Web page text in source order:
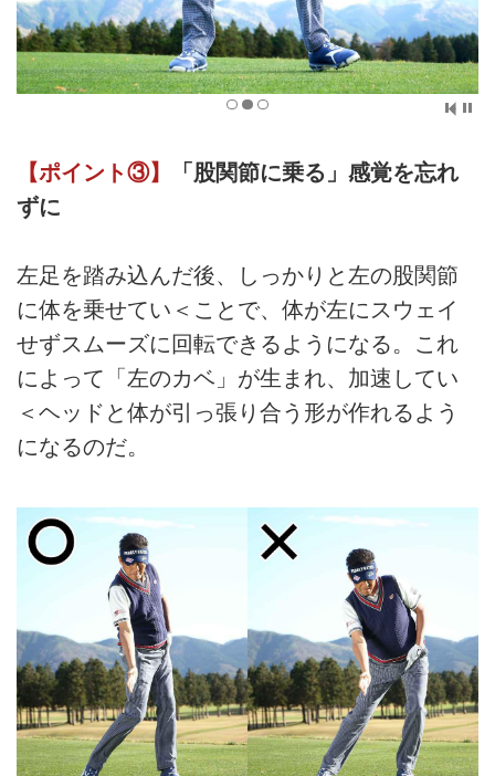
【ポイント③】
「股関節に乗る」感覚を忘れ
ずに
左足を踏み込んだ後、しっかりと左の股関節
に体を乗せてい＜ことで、体が左にスウェイ
せずスムーズに回転できるようになる。これ
によって「左のカベ」が生まれ、加速してい
＜ヘッドと体が引っ張り合う形が作れるよう
になるのだ。